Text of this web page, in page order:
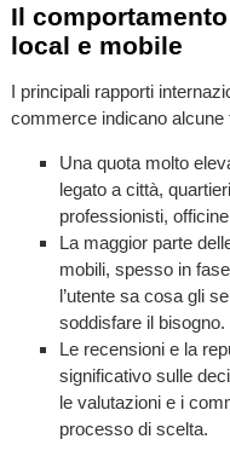
Il
local e mobile
I principali rapporti
commerce indicano alcune
Una quota molto
legato a città,
professionisti,
La maggior parte
mobili, spesso in
l’utente sa cosa gli
soddisfare il bisogno.
Le recensioni e la
significativo sulle
le valutazioni e i
processo di scelta.